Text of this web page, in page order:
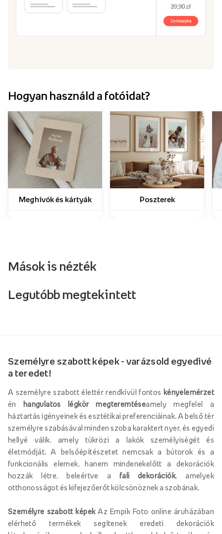
Hogyan használd a fotóidat?
Meghívók és kártyák Poszterek
Mások is nézték
Legutóbb megtekintett
Személyre szabott képek - varázsold egyedivé
a teredet!
A személyre szabott élettér rendkívül fontos kényelemérzet
én
hangulatos légkör megteremtéseamely megfelel a
háztartás igényeinek és esztétikai preferenciáinak. A belső tér
személyre szabásával minden szoba karaktert nyer, és egyedi
hellyé válik, amely tükrözi a lakók személyiségét és
életmódját. A belsőépítészetet nemcsak a bútorok és a
funkcionális elemek, hanem mindenekelőtt a dekorációk
hozzák létre, beleértve a fali dekorációk, amelyek
otthonosságot és kifejezőerőt kölcsönöznek a szobának.
Személyre szabott képekAz Empik Foto online áruházában
elérhető termékek segítenek eredeti dekorációk